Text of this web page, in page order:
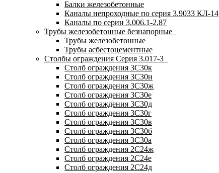
Балки железобетонные
Каналы непроходные по серия 3.9033 КЛ-14
Каналы по серии 3.006.1-2.87
Трубы железобетонные безнапорные
Трубы железобетонные
Трубы асбестоцементные
Столбы ограждения Серия 3.017-3
Столб ограждения 3С30к
Столб ограждения 3С30и
Столб ограждения 3С30ж
Столб ограждения 3С30е
Столб ограждения 3С30д
Столб ограждения 3С30г
Столб ограждения 3С30в
Столб ограждения 3С30б
Столб ограждения 3С30а
Столб ограждения 2С24ж
Столб ограждения 2С24е
Столб ограждения 2С24д